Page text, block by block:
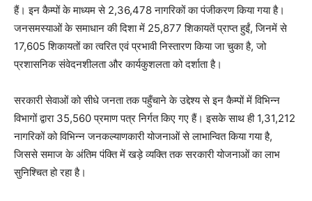
हैं। इन कैम्पों के माध्यम से 2,36,478 नागरिकों का पंजीकरण किया गया है।
जनसमस्याओं के समाधान की दिशा में 25,877 शिकायतें प्राप्त हुईं, जिनमें से
17,605 शिकायतों का त्वरित एवं प्रभावी निस्तारण किया जा चुका है, जो
प्रशासनिक संवेदनशीलता और कार्यकुशलता को दर्शाता है।
सरकारी सेवाओं को सीधे जनता तक पहुँचाने के उद्देश्य से इन कैम्पों में विभिन्न
विभागों द्वारा 35,560 प्रमाण पत्र निर्गत किए गए हैं। इसके साथ ही 1,31,212
नागरिकों को विभिन्न जनकल्याणकारी योजनाओं से लाभान्वित किया गया है,
जिससे समाज के अंतिम पंक्ति में खड़े व्यक्ति तक सरकारी योजनाओं का लाभ
सुनिश्चित हो रहा है।